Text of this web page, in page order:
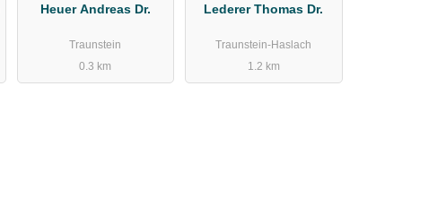
Heuer Andreas Dr.
Traunstein
0.3 km
Lederer Thomas Dr.
Traunstein-Haslach
1.2 km